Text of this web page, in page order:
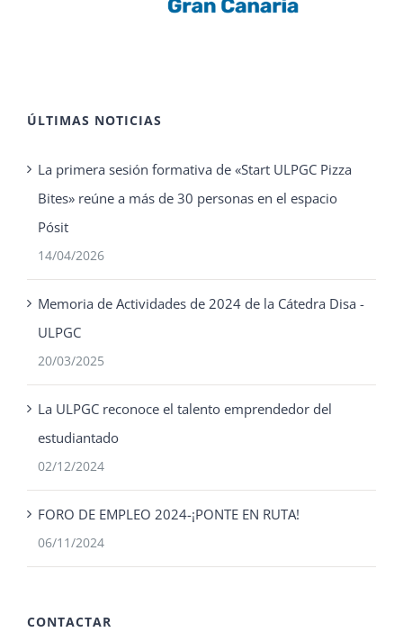
ÚLTIMAS NOTICIAS
La primera sesión formativa de «Start ULPGC Pizza
Bites» reúne a más de 30 personas en el espacio
Pósit
14/04/2026
Memoria de Actividades de 2024 de la Cátedra Disa -
ULPGC
20/03/2025
La ULPGC reconoce el talento emprendedor del
estudiantado
02/12/2024
FORO DE EMPLEO 2024-¡PONTE EN RUTA!
06/11/2024
CONTACTAR